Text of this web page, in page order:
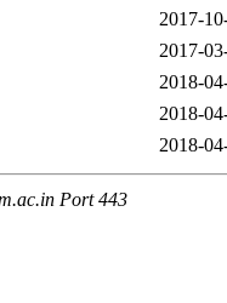
2017-
2017-
2018-
2018-
2018-
Port 443